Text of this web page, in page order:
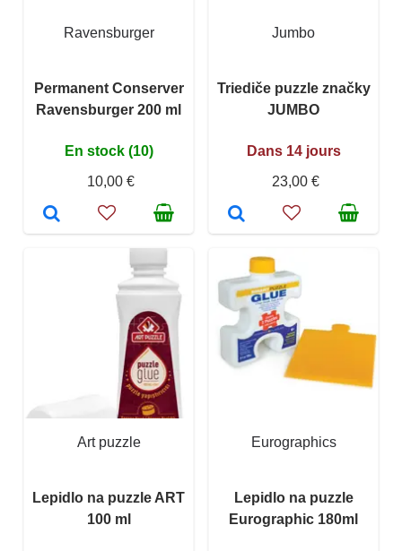
Ravensburger
Permanent Conserver
Ravensburger 200 ml
En stock (10)
10,00 €
Jumbo
Triediče puzzle značky
JUMBO
Dans 14 jours
23,00 €
Art puzzle
Lepidlo na puzzle ART
100 ml
Eurographics
Lepidlo na puzzle
Eurographic 180ml